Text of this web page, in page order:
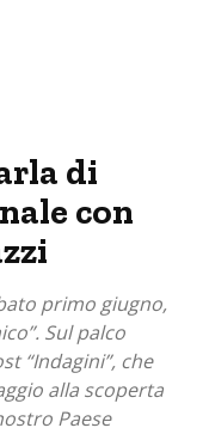
di
con
primo giugno,
Sul palco
“Indagini”, che
alla scoperta
Paese